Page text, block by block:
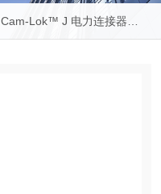
Cam-Lok™ J 电力连接器